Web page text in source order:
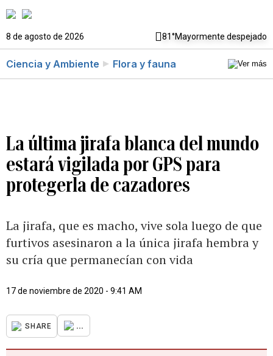
8 de agosto de 2026 81°Mayormente despejado
Ciencia y Ambiente Flora y fauna
La última jirafa blanca del mundo
estará vigilada por GPS para
protegerla de cazadores
La jirafa, que es macho, vive sola luego de que
furtivos asesinaron a la única jirafa hembra y
su cría que permanecían con vida
17 de noviembre de 2020 - 9:41 AM
SHARE ...